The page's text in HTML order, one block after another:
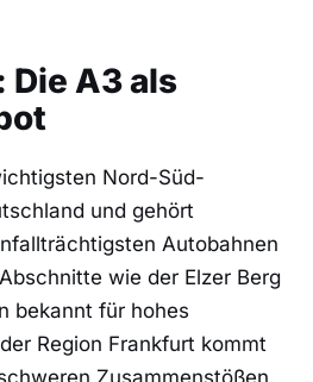
Die A3 als
Nord-Süd-
und gehört
Autobahnen
wie der Elzer Berg
bekannt für hohes
Region Frankfurt kommt
Zusammenstößen.